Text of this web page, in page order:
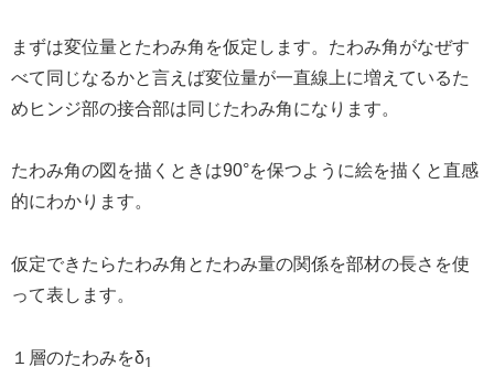
まずは変位量とたわみ角を仮定します。たわみ角がなぜす
べて同じなるかと言えば変位量が一直線上に増えているた
めヒンジ部の接合部は同じたわみ角になります。
たわみ角の図を描くときは90°を保つように絵を描くと直感
的にわかります。
仮定できたらたわみ角とたわみ量の関係を部材の長さを使
って表します。
１層のたわみをδ1